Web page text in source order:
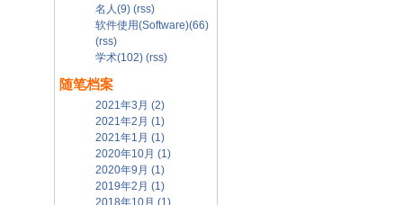
名人(9) (rss)
软件使用(Software)(66)
(rss)
学术(102) (rss)
随笔档案
2021年3月 (2)
2021年2月 (1)
2021年1月 (1)
2020年10月 (1)
2020年9月 (1)
2019年2月 (1)
2018年10月 (1)